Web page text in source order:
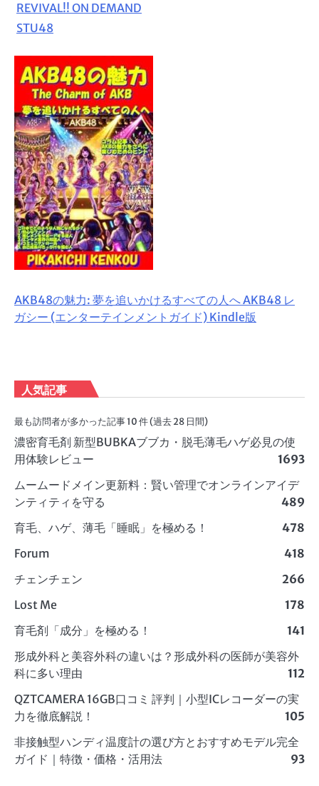
REVIVAL!! ON DEMAND
STU48
AKB48の魅力: 夢を追いかけるすべての人へ AKB48 レ
ガシー (エンターテインメントガイド) Kindle版
人気記事
最も訪問者が多かった記事 10 件 (過去 28 日間)
濃密育毛剤 新型BUBKAブブカ・脱毛薄毛ハゲ必見の使
用体験レビュー
1693
ムームードメイン更新料：賢い管理でオンラインアイデ
ンティティを守る
489
育毛、ハゲ、薄毛「睡眠」を極める！
478
Forum
418
チェンチェン
266
Lost Me
178
育毛剤「成分」を極める！
141
形成外科と美容外科の違いは？形成外科の医師が美容外
科に多い理由
112
QZTCAMERA 16GB口コミ 評判｜小型ICレコーダーの実
力を徹底解説！
105
非接触型ハンディ温度計の選び方とおすすめモデル完全
ガイド｜特徴・価格・活用法
93